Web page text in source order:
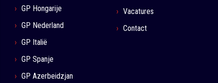
GP Hongarije
GP Nederland
GP Italië
GP Spanje
GP Azerbeidzjan
Vacatures
Contact